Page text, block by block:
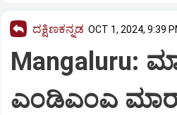
ದಕ್ಷಿಣಕನ್ನಡ OCT 1, 2024, 9:39
Mangaluru:
ಎಂಡಿಎಂಎ